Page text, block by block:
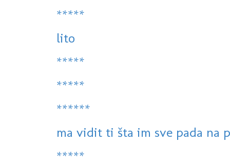
*****
lito
*****
*****
******
ma vidit ti šta im sve pada na
*****